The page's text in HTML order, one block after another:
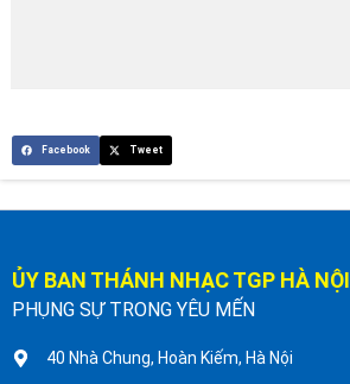
Facebook Tweet
ỦY BAN THÁNH NHẠC TGP HÀ NỘI
PHỤNG SỰ TRONG YÊU MẾN
40 Nhà Chung, Hoàn Kiếm, Hà Nội